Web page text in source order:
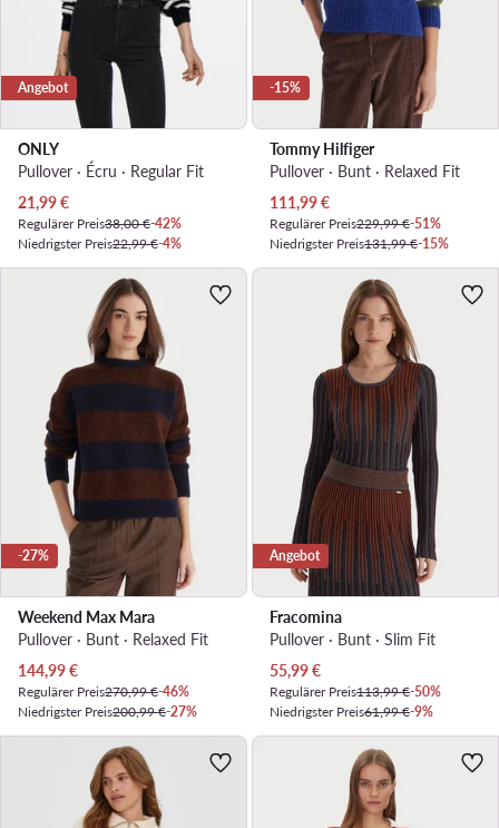
Angebot
ONLY
Pullover · Écru · Regular Fit
Aktueller Preis
21,99€
Regulärer Preis38,00 €-42%
Niedrigster Preis22,99 €-4%
-15%
Tommy Hilfiger
Pullover · Bunt · Relaxed Fit
Aktueller Preis
111,99€
Regulärer Preis229,99 €-51%
Niedrigster Preis131,99 €-15%
-27%
Weekend Max Mara
Pullover · Bunt · Relaxed Fit
Aktueller Preis
144,99€
Regulärer Preis270,99 €-46%
Niedrigster Preis200,99 €-27%
Angebot
Fracomina
Pullover · Bunt · Slim Fit
Aktueller Preis
55,99€
Regulärer Preis113,99 €-50%
Niedrigster Preis61,99 €-9%